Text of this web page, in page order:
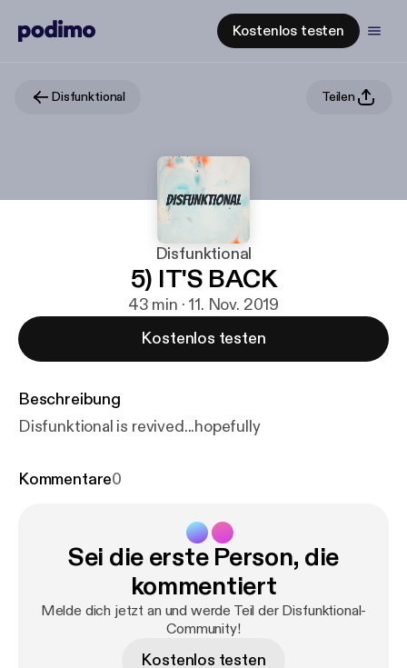
Kostenlos testen
Disfunktional Teilen
Disfunktional
5) IT'S BACK
43 min · 11. Nov. 2019
Kostenlos testen
Beschreibung
Disfunktional is revived...hopefully
Kommentare0
Sei die erste Person, die
kommentiert
Melde dich jetzt an und werde Teil der Disfunktional-
Community!
Kostenlos testen